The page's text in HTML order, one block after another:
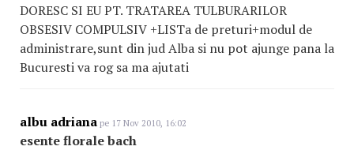
DORESC SI EU PT. TRATAREA TULBURARILOR
OBSESIV COMPULSIV +LISTa de preturi+modul de
administrare,sunt din jud Alba si nu pot ajunge pana la
Bucuresti va rog sa ma ajutati
albu adriana pe 17 Nov 2010, 16:02
esente florale bach